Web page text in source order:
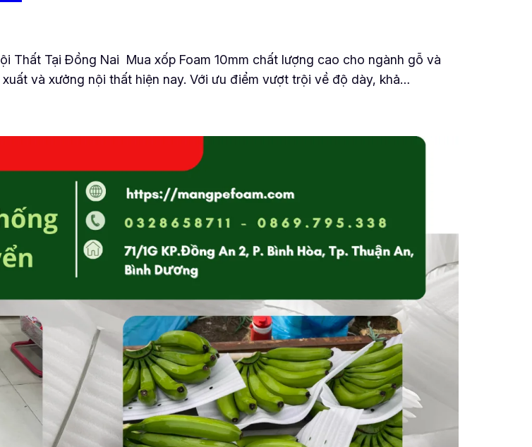
Thất Tại Đồng Nai Mua xốp Foam 10mm chất lượng cao cho ngành gỗ và
và xưởng nội thất hiện nay. Với ưu điểm vượt trội về độ dày, khả…